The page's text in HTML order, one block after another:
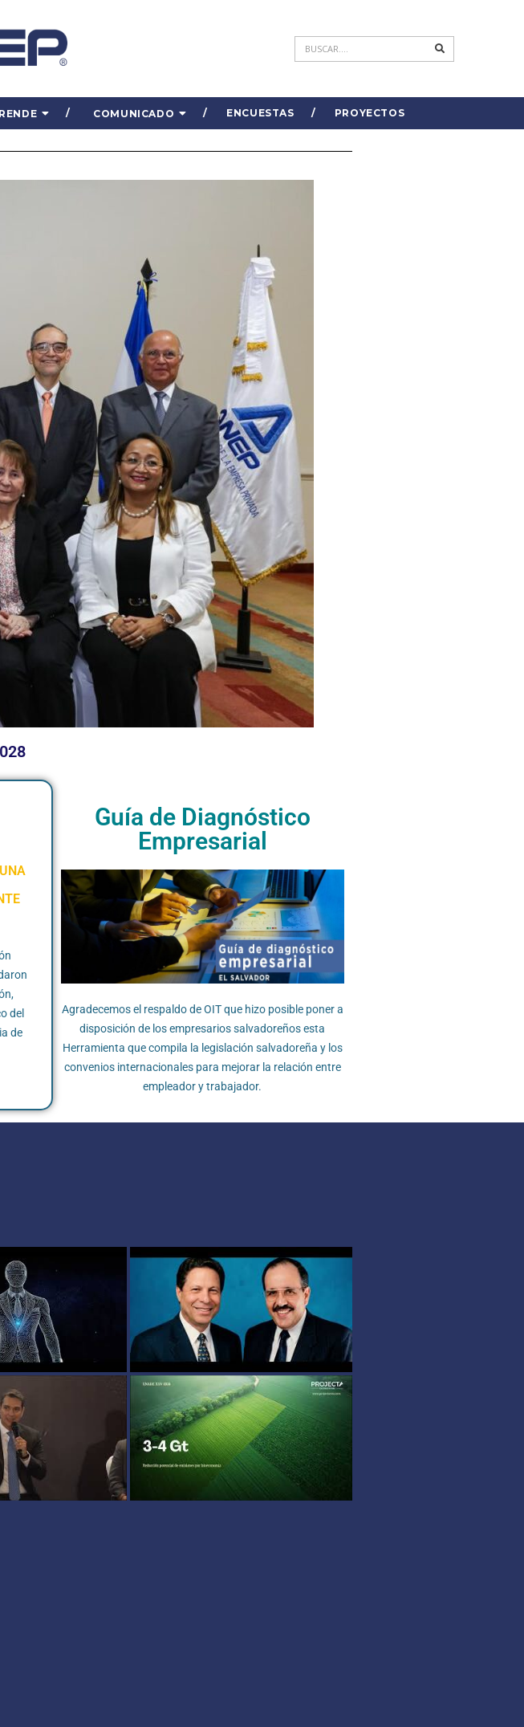
COMUNICADO ENCUESTAS PROYECTOS
del
de
Guía de Diagnóstico
Empresarial
Agradecemos el respaldo de OIT que hizo posible poner a
disposición de los empresarios salvadoreños esta
Herramienta que compila la legislación salvadoreña y los
convenios internacionales para mejorar la relación entre
empleador y trabajador.